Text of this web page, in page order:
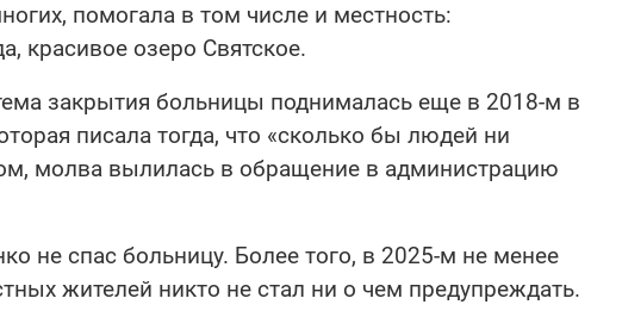
помогала в том числе и местность:
красивое озеро Святское.
закрытия больницы поднималась еще в 2018-м в
писала тогда, что «сколько бы людей ни
молва вылилась в обращение в администрацию
не спас больницу. Более того, в 2025-м не менее
жителей никто не стал ни о чем предупреждать.